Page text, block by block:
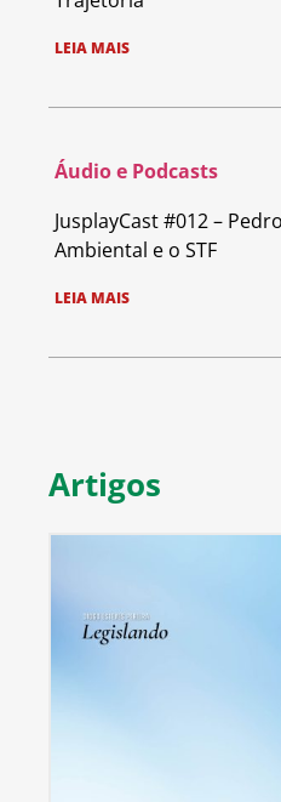
LEIA MAIS
Áudio e Podcasts
JusplayCast #012 –
Ambiental e o STF
LEIA MAIS
Artigos